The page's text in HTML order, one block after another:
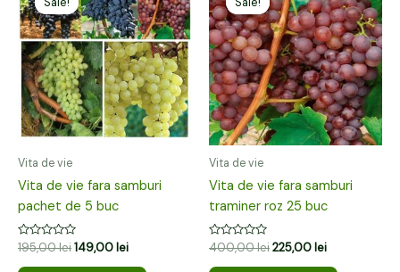
Vita de vie
Vita de vie fara samburi
pachet de 5 buc
Evaluat
0
195,00lei
a
fost:
195,00 lei.
149,00 lei
este:
149,00 lei.
Vita de vie
Vita de vie fara samburi
traminer roz 25 buc
Evaluat
0
400,00lei
a
fost:
400,00 lei.
225,00 lei
este:
225,00 lei.